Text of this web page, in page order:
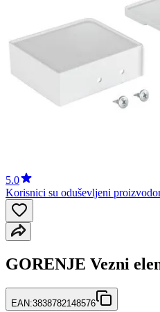
5.0
Korisnici su oduševljeni
GORENJE Vezni
EAN:3838782148576